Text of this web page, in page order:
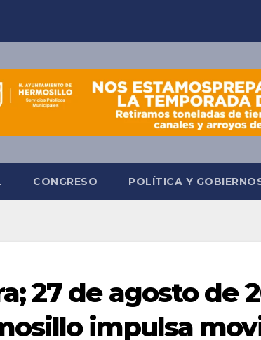
CONGRESO POLÍTICA Y
27 de agosto de
impulsa